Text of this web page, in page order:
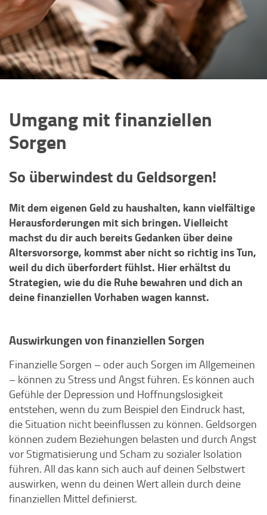
Umgang mit finanziellen
Sorgen
So überwindest du Geldsorgen!
Mit dem eigenen Geld zu haushalten, kann vielfältige
Herausforderungen mit sich bringen. Vielleicht
machst du dir auch bereits Gedanken über deine
Altersvorsorge, kommst aber nicht so richtig ins Tun,
weil du dich überfordert fühlst. Hier erhältst du
Strategien, wie du die Ruhe bewahren und dich an
deine finanziellen Vorhaben wagen kannst.
Auswirkungen von finanziellen Sorgen
Finanzielle Sorgen – oder auch Sorgen im Allgemeinen
– können zu Stress und Angst führen. Es können auch
Gefühle der Depression und Hoffnungslosigkeit
entstehen, wenn du zum Beispiel den Eindruck hast,
die Situation nicht beeinflussen zu können. Geldsorgen
können zudem Beziehungen belasten und durch Angst
vor Stigmatisierung und Scham zu sozialer Isolation
führen. All das kann sich auch auf deinen Selbstwert
auswirken, wenn du deinen Wert allein durch deine
finanziellen Mittel definierst.